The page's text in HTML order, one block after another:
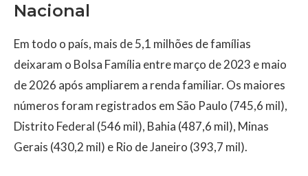
Nacional
Em todo o país, mais de 5,1 milhões de famílias
deixaram o Bolsa Família entre março de 2023 e maio
de 2026 após ampliarem a renda familiar. Os maiores
números foram registrados em São Paulo (745,6 mil),
Distrito Federal (546 mil), Bahia (487,6 mil), Minas
Gerais (430,2 mil) e Rio de Janeiro (393,7 mil).